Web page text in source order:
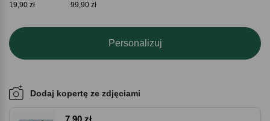
19,90 zł 99,90 zł
Personalizuj
Dodaj kopertę ze zdjęciami